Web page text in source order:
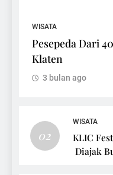
WISATA
Pesepeda Dari
Klaten
3 bulan ago
02
WISATA
KLIC
Diajak